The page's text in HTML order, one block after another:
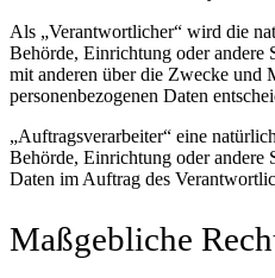
Als „Verantwortlicher“ wird die
Behörde, Einrichtung oder andere
mit anderen über die Zwecke und
personenbezogenen Daten
„Auftragsverarbeiter“ eine
Behörde, Einrichtung oder andere
Daten im Auftrag des
Maßgebliche